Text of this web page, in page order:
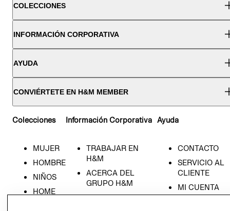
COLECCIONES
INFORMACIÓN CORPORATIVA
AYUDA
CONVIÉRTETE EN H&M MEMBER
Colecciones
MUJER
HOMBRE
NIÑOS
HOME
Información Corporativa
TRABAJAR EN
H&M
ACERCA DEL
GRUPO H&M
RESPONSABILIDAD
Ayuda
CONTACTO
SERVICIO AL
CLIENTE
MI CUENTA